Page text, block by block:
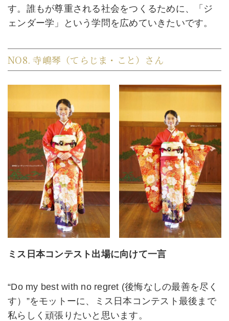
す。誰もが尊重される社会をつくるために、「ジ
ェンダー学」という学問を広めていきたいです。
NO8. 寺嶋琴（てらじま・こと）さん
ミス日本コンテスト出場に向けて一言
“Do my best with no regret (後悔なしの最善を尽く
す）”をモットーに、ミス日本コンテスト最後まで
私らしく頑張りたいと思います。